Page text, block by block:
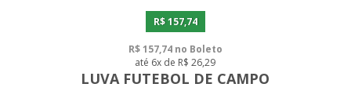
R$ 157,74
R$ 157,74 no Boleto
até 6x de R$ 26,29
LUVA FUTEBOL DE CAMPO